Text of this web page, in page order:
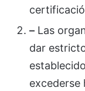
– Las
dar
excederse